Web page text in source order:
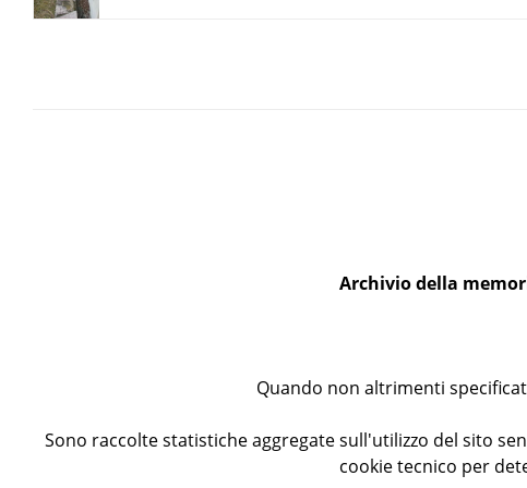
Archivio della
Quando non altrimenti
Sono raccolte statistiche aggregate sull'utilizzo del sito
cookie tecnico per